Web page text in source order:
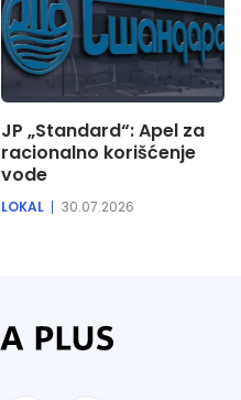
JP „Standard“: Apel za
racionalno korišćenje
vode
LOKAL 30.07.2026